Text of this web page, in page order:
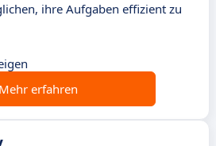
ihre Aufgaben effizient zu
Mehr erfahren